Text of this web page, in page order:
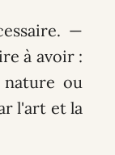
—
à avoir :
ou
l'art et la